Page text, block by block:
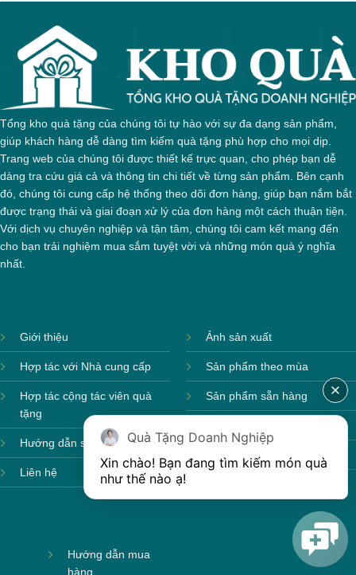
Tổng kho quà tặng của chúng tôi tự hào với sự đa dạng sản phẩm,
giúp khách hàng dễ dàng tìm kiếm quà tặng phù hợp cho mọi dịp.
Trang web của chúng tôi được thiết kế trực quan, cho phép bạn dễ
dàng tra cứu giá cả và thông tin chi tiết về từng sản phẩm. Bên cạnh
đó, chúng tôi cung cấp hệ thống theo dõi đơn hàng, giúp bạn nắm bắt
được trạng thái và giai đoạn xử lý của đơn hàng một cách thuận tiện.
Với dịch vụ chuyên nghiệp và tận tâm, chúng tôi cam kết mang đến
cho bạn trải nghiệm mua sắm tuyệt vời và những món quà ý nghĩa
nhất.
Giới thiệu
Hợp tác với Nhà cung cấp
Hợp tác cộng tác viên quà
tặng
Hướng dẫn sử dụng
Liên hệ
Ảnh sản xuất
Sản phẩm theo mùa
Sản phẩm sẵn hàng
Sản phẩm môi trường
Hướng dẫn mua
hàng
Quà Tặng Doanh Nghiệp
Xin chào! Bạn đang tìm kiếm món quà
như thế nào ạ!